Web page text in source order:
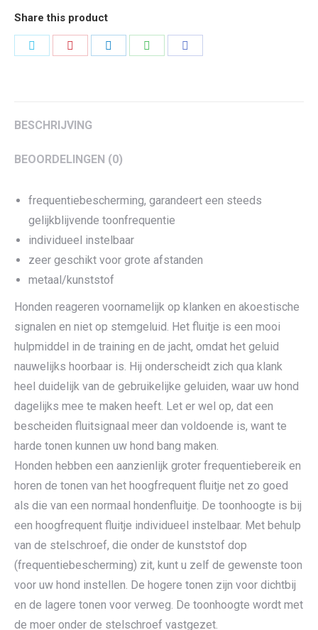
Share this product
BESCHRIJVING
BEOORDELINGEN (0)
frequentiebescherming, garandeert een steeds
gelijkblijvende toonfrequentie
individueel instelbaar
zeer geschikt voor grote afstanden
metaal/kunststof
Honden reageren voornamelijk op klanken en akoestische
signalen en niet op stemgeluid. Het fluitje is een mooi
hulpmiddel in de training en de jacht, omdat het geluid
nauwelijks hoorbaar is. Hij onderscheidt zich qua klank
heel duidelijk van de gebruikelijke geluiden, waar uw hond
dagelijks mee te maken heeft. Let er wel op, dat een
bescheiden fluitsignaal meer dan voldoende is, want te
harde tonen kunnen uw hond bang maken.
Honden hebben een aanzienlijk groter frequentiebereik en
horen de tonen van het hoogfrequent fluitje net zo goed
als die van een normaal hondenfluitje. De toonhoogte is bij
een hoogfrequent fluitje individueel instelbaar. Met behulp
van de stelschroef, die onder de kunststof dop
(frequentiebescherming) zit, kunt u zelf de gewenste toon
voor uw hond instellen. De hogere tonen zijn voor dichtbij
en de lagere tonen voor verweg. De toonhoogte wordt met
de moer onder de stelschroef vastgezet.